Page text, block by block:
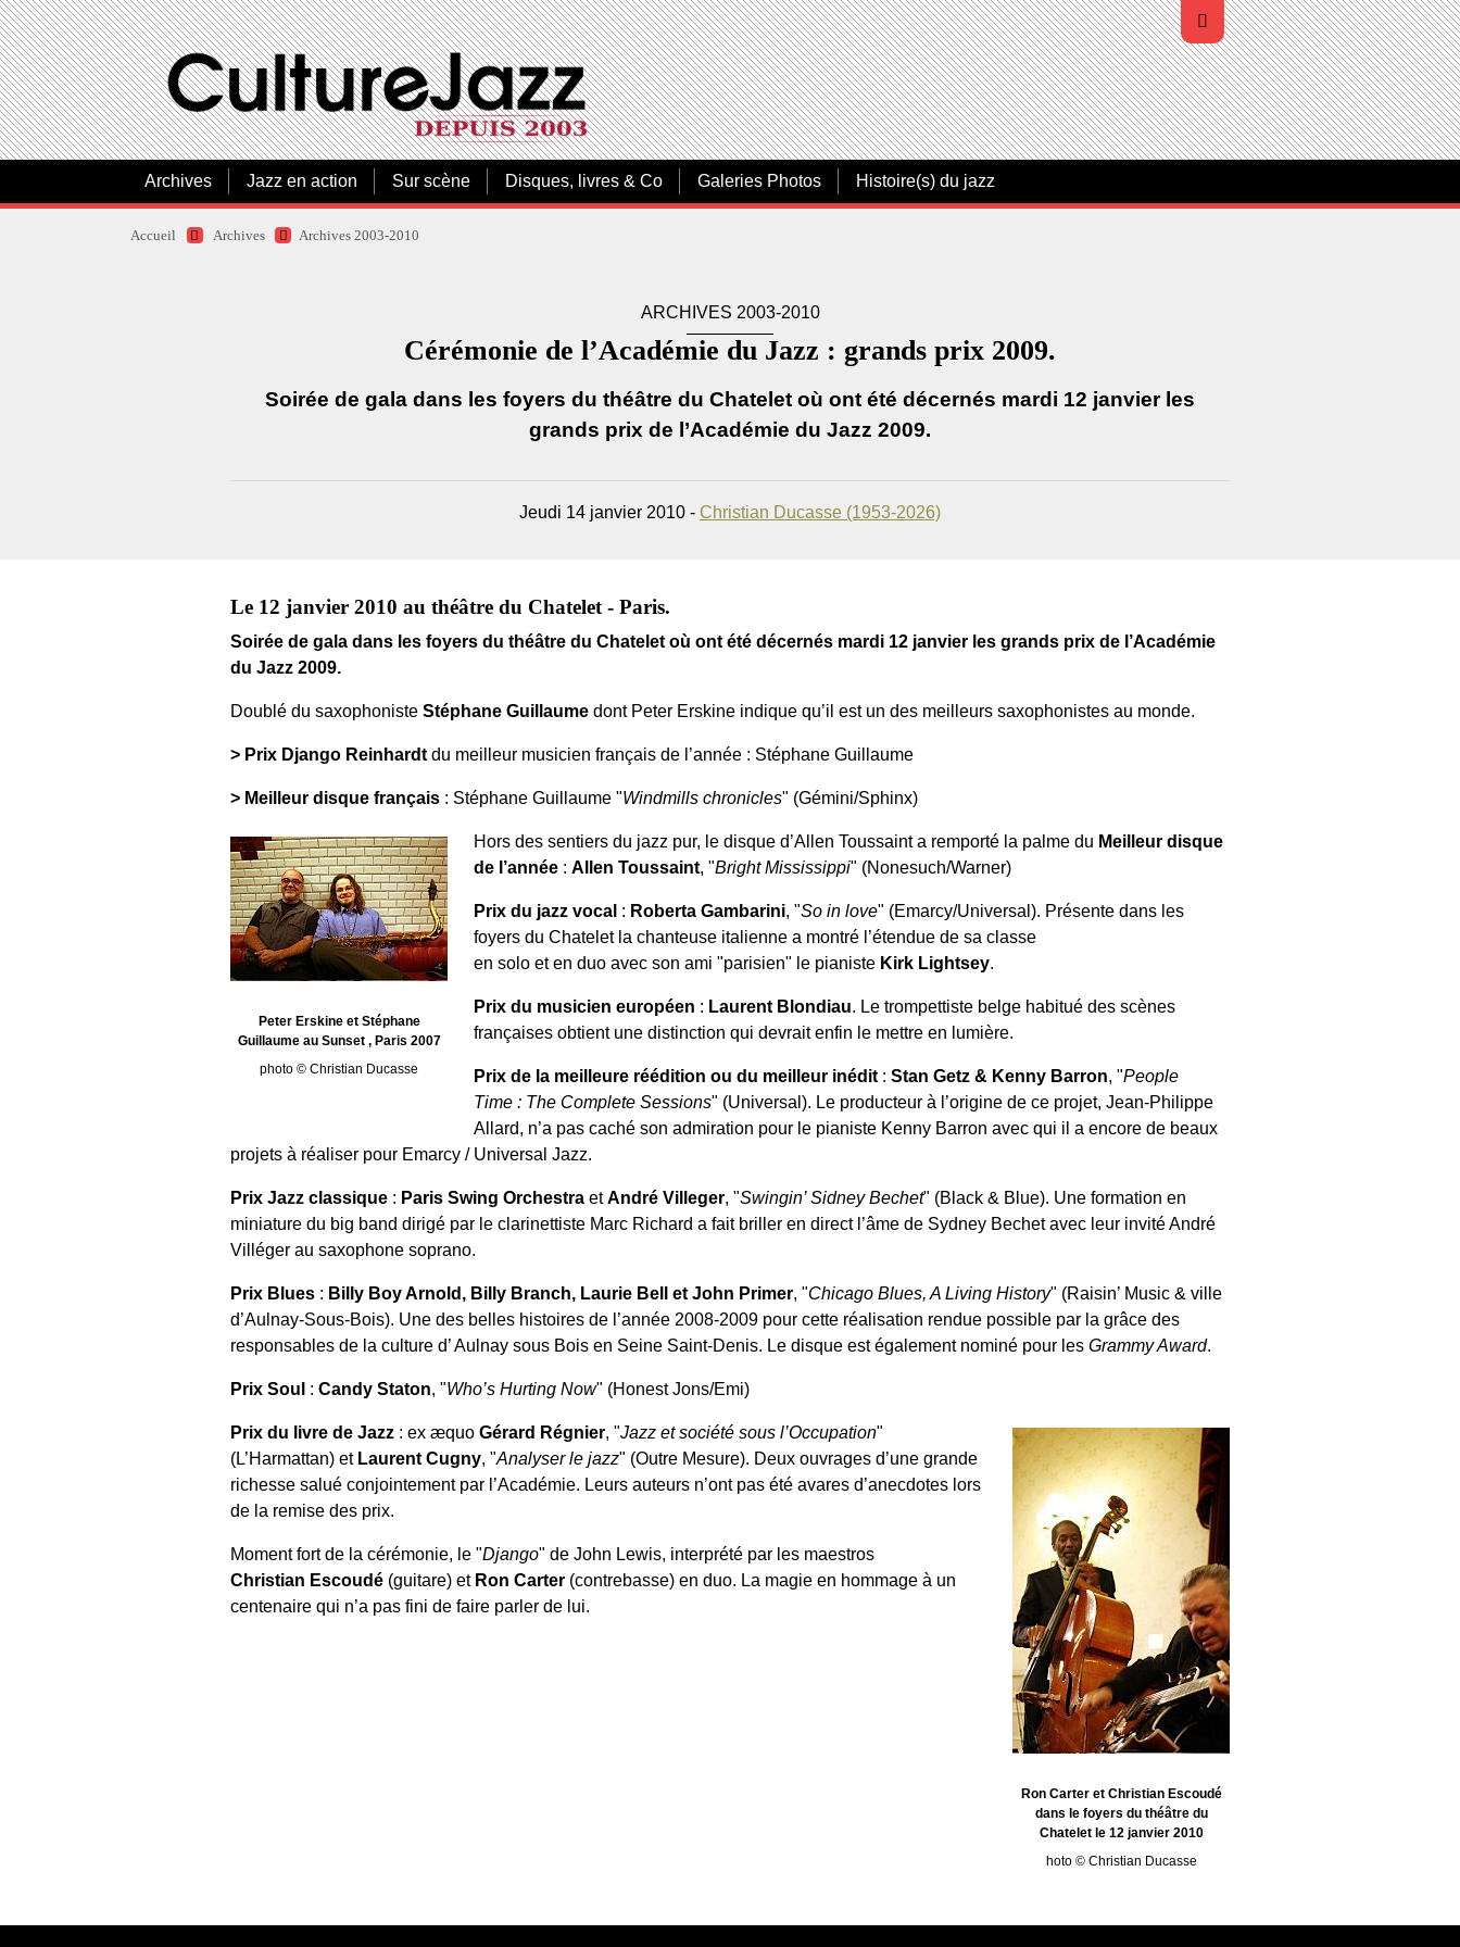
Archives Jazz en action Sur scène Disques, livres & Co Galeries Photos Histoire(s) du jazz
Accueil Archives Archives 2003-2010
ARCHIVES 2003-2010
Cérémonie de l’Académie du Jazz : grands prix 2009.
Soirée de gala dans les foyers du théâtre du Chatelet où ont été décernés mardi 12 janvier les
grands prix de l’Académie du Jazz 2009.
Jeudi 14 janvier 2010 - Christian Ducasse (1953-2026)
Le 12 janvier 2010 au théâtre du Chatelet - Paris.
Soirée de gala dans les foyers du théâtre du Chatelet où ont été décernés mardi 12 janvier les grands prix de l’Académie
du Jazz 2009.
Doublé du saxophoniste Stéphane Guillaume dont Peter Erskine indique qu’il est un des meilleurs saxophonistes au monde.
> Prix Django Reinhardt du meilleur musicien français de l’année : Stéphane Guillaume
> Meilleur disque français : Stéphane Guillaume "Windmills chronicles" (Gémini/Sphinx)
Peter Erskine et Stéphane
Guillaume au Sunset , Paris 2007
photo © Christian Ducasse
Hors des sentiers du jazz pur, le disque d’Allen Toussaint a remporté la palme du Meilleur disque
de l’année :Allen Toussaint, "Bright Mississippi" (Nonesuch/Warner)
Prix du jazz vocal : Roberta Gambarini, "So in love" (Emarcy/Universal). Présente dans les
foyers du Chatelet la chanteuse italienne a montré l’étendue de sa classe
en solo et en duo avec son ami "parisien" le pianiste Kirk Lightsey.
Prix du musicien européen : Laurent Blondiau. Le trompettiste belge habitué des scènes
françaises obtient une distinction qui devrait enfin le mettre en lumière.
Prix de la meilleure réédition ou du meilleur inédit :Stan Getz & Kenny Barron, "People
Time : The Complete Sessions" (Universal). Le producteur à l’origine de ce projet, Jean-Philippe
Allard, n’a pas caché son admiration pour le pianiste Kenny Barron avec qui il a encore de beaux
projets à réaliser pour Emarcy / Universal Jazz.
Prix Jazz classique : Paris Swing Orchestra etAndré Villeger, "Swingin’ Sidney Bechet" (Black & Blue). Une formation en
miniature du big band dirigé par le clarinettiste Marc Richard a fait briller en direct l’âme de Sydney Bechet avec leur invité André
Villéger au saxophone soprano.
Prix Blues : Billy Boy Arnold, Billy Branch, Laurie Bell et John Primer, "Chicago Blues, A Living History" (Raisin’ Music & ville
d’Aulnay-Sous-Bois). Une des belles histoires de l’année 2008-2009 pour cette réalisation rendue possible par la grâce des
responsables de la culture d’ Aulnay sous Bois en Seine Saint-Denis. Le disque est également nominé pour les Grammy Award.
Prix Soul : Candy Staton, "Who’s Hurting Now" (Honest Jons/Emi)
Ron Carter et Christian Escoudé
dans le foyers du théâtre du
Chatelet le 12 janvier 2010
hoto © Christian Ducasse
Prix du livre de Jazz : ex æquo Gérard Régnier, "Jazz et société sous l’Occupation"
(L’Harmattan) etLaurent Cugny, "Analyser le jazz" (Outre Mesure). Deux ouvrages d’une grande
richesse salué conjointement par l’Académie. Leurs auteurs n’ont pas été avares d’anecdotes lors
de la remise des prix.
Moment fort de la cérémonie, le "Django" de John Lewis, interprété par les maestros
Christian Escoudé (guitare) et Ron Carter (contrebasse) en duo. La magie en hommage à un
centenaire qui n’a pas fini de faire parler de lui.